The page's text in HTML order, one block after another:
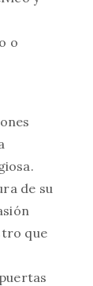
o
de su
que